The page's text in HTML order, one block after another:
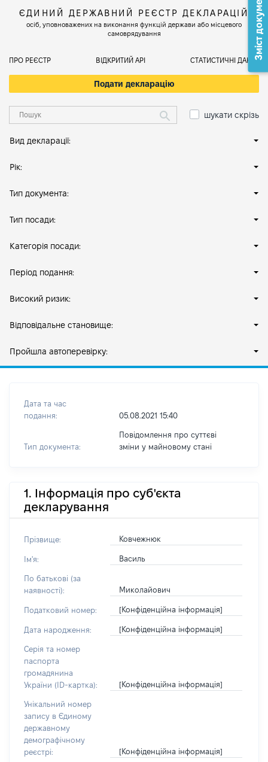
ЄДИНИЙ ДЕРЖАВНИЙ РЕЄСТР ДЕКЛАРАЦІЙ
осіб, уповноважених на виконання функцій держави або місцевого
самоврядування
ПРО РЕЄСТР ВІДКРИТИЙ АРІ СТАТИСТИЧНІ ДАНІ
Подати декларацію
шукати скрізь
Вид декларації:
Рік:
Тип документа:
Тип посади:
Категорія посади:
Період подання:
Високий ризик:
Відповідальне становище:
Пройшла автоперевірку:
Дата та час
подання:
05.08.2021 15:40
Тип документа:
Повідомлення про суттєві
зміни y майновому стані
1. Інформація про суб'єкта
декларування
Прізвище: Ковчежнюк
Ім'я: Василь
По батькові (за
наявності):
Миколайович
Податковий номер: [Конфіденційна інформація]
Дата народження: [Конфіденційна інформація]
Серія та номер
паспорта
громадянина
України (ID-картка):
[Конфіденційна інформація]
Унікальний номер
запису в Єдиному
державному
демографічному
реєстрі:
[Конфіденційна інформація]
Зміст документа